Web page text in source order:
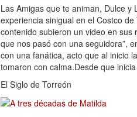
Las Amigas que te animan, Dulce y
experiencia sinigual en el Costco
contenido subieron un video en sus
que nos pasó con una seguidora”,
con una fanática, acto que al inicio
tomaron con calma.Desde que
El Siglo de Torreón